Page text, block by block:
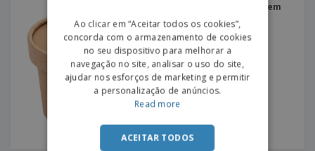
Recipientes com Tampa em
SPANISH
Ao clicar em “Aceitar todos os cookies”,
concorda com o armazenamento de cookies
no seu dispositivo para melhorar a
navegação no site, analisar o uso do site,
ajudar nos esforços de marketing e permitir
a personalização de anúncios.
Read more
ACEITAR TODOS